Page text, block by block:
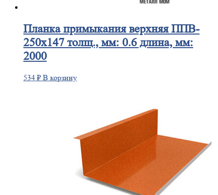
Планкапримыкания верхняя ППВ-
250х147 толщ., мм: 0.6 длина, мм:
2000
534 ₽ В корзину